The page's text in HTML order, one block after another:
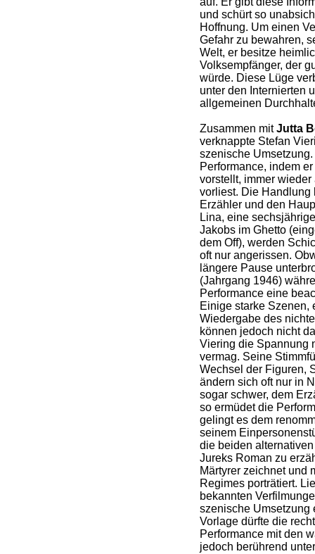
und schürt so
Hoffnung. Um einen
Gefahr zu bewahren,
Welt, er besitze
Volksempfänger, der
würde. Diese Lüge
unter den Internierten
allgemeinen
Zusammen mitJutta
verknappte Stefan
szenische
Performance, indem
vorstellt, immer
vorliest. Die Handlung
Erzähler und den
Lina, eine
Jakobs im Ghetto
dem Off), werden
oft nur angerissen.
längere Pause
(Jahrgang 1946)
Performance eine
Einige starke Szenen,
Wiedergabe des
können jedoch nicht
Viering die Spannung
vermag. Seine
Wechsel der Figuren,
ändern sich oft nur in
sogar schwer, dem
so ermüdet die
gelingt es dem
seinem
die beiden
Jureks Roman zu
Märtyrer zeichnet und
Regimes porträtiert.
bekannten
szenische Umsetzung
Vorlage dürfte die
Performance mit den
jedoch berührend